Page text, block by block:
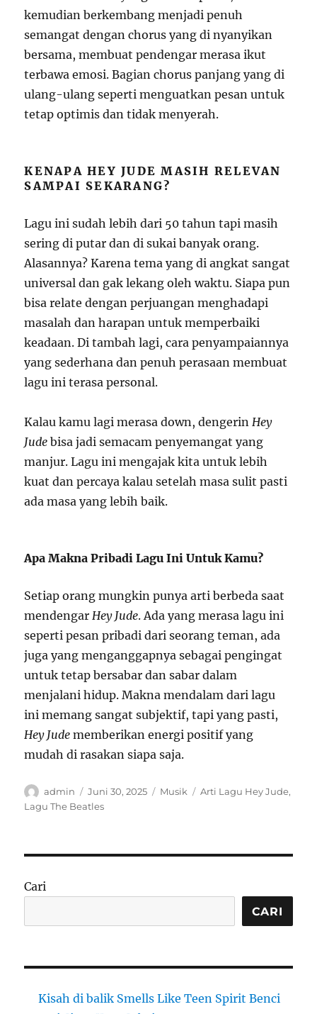
kemudian berkembang menjadi penuh
semangat dengan chorus yang di nyanyikan
bersama, membuat pendengar merasa ikut
terbawa emosi. Bagian chorus panjang yang di
ulang-ulang seperti menguatkan pesan untuk
tetap optimis dan tidak menyerah.
KENAPA HEY JUDE MASIH RELEVAN
SAMPAI SEKARANG?
Lagu ini sudah lebih dari 50 tahun tapi masih
sering di putar dan di sukai banyak orang.
Alasannya? Karena tema yang di angkat sangat
universal dan gak lekang oleh waktu. Siapa pun
bisa relate dengan perjuangan menghadapi
masalah dan harapan untuk memperbaiki
keadaan. Di tambah lagi, cara penyampaiannya
yang sederhana dan penuh perasaan membuat
lagu ini terasa personal.
Kalau kamu lagi merasa down, dengerinHey
Jude bisa jadi semacam penyemangat yang
manjur. Lagu ini mengajak kita untuk lebih
kuat dan percaya kalau setelah masa sulit pasti
ada masa yang lebih baik.
Apa Makna Pribadi Lagu Ini Untuk Kamu?
Setiap orang mungkin punya arti berbeda saat
mendengarHey Jude. Ada yang merasa lagu ini
seperti pesan pribadi dari seorang teman, ada
juga yang menganggapnya sebagai pengingat
untuk tetap bersabar dan sabar dalam
menjalani hidup. Makna mendalam dari lagu
ini memang sangat subjektif, tapi yang pasti,
Hey Jude memberikan energi positif yang
mudah di rasakan siapa saja.
Author
admin
Posted
on
Juni 30, 2025 Categories
Musik Tags
Arti Lagu Hey Jude,
Lagu The Beatles
Cari
CARI
Kisah di balik Smells Like Teen Spirit Benci